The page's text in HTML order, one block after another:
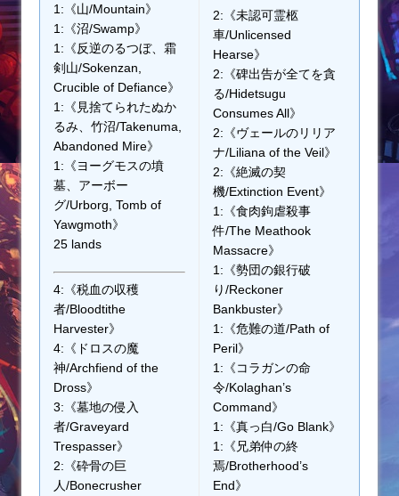
1:《山/Mountain》
1:《沼/Swamp》
1:《反逆のるつぼ、霜
剣山/Sokenzan,
Crucible of Defiance》
1:《見捨てられたぬか
るみ、竹沼/Takenuma,
Abandoned Mire》
1:《ヨーグモスの墳
墓、アーボー
グ/Urborg, Tomb of
Yawgmoth》
25 lands
4:《税血の収穫
者/Bloodtithe
Harvester》
4:《ドロスの魔
神/Archfiend of the
Dross》
3:《墓地の侵入
者/Graveyard
Trespasser》
2:《砕骨の巨
人/Bonecrusher
2:《未認可霊柩
車/Unlicensed
Hearse》
2:《碑出告が全てを貪
る/Hidetsugu
Consumes All》
2:《ヴェールのリリア
ナ/Liliana of the Veil》
2:《絶滅の契
機/Extinction Event》
1:《食肉鉤虐殺事
件/The Meathook
Massacre》
1:《勢団の銀行破
り/Reckoner
Bankbuster》
1:《危難の道/Path of
Peril》
1:《コラガンの命
令/Kolaghan’s
Command》
1:《真っ白/Go Blank》
1:《兄弟仲の終
焉/Brotherhood’s
End》